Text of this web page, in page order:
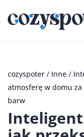
cozyspoter / Inne /
atmosferę w domu
barw